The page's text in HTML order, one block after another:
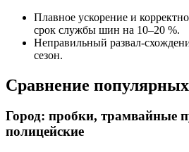
Плавное ускорение и
срок службы шин на 10–20 %.
Неправильный развал-
сезон.
Сравнение
Город: пробки, трамвайные
полицейские